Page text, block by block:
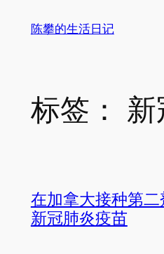
陈攀的生活日记
标签： 新
在加拿大接种第
新冠肺炎疫苗